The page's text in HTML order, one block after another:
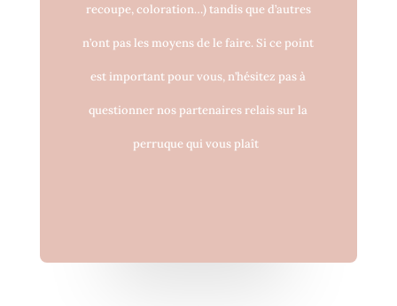
recoupe, coloration…) tandis que d’autres
n’ont pas les moyens de le faire. Si ce point
est important pour vous, n’hésitez pas à
questionner nos partenaires relais sur la
perruque qui vous plaît